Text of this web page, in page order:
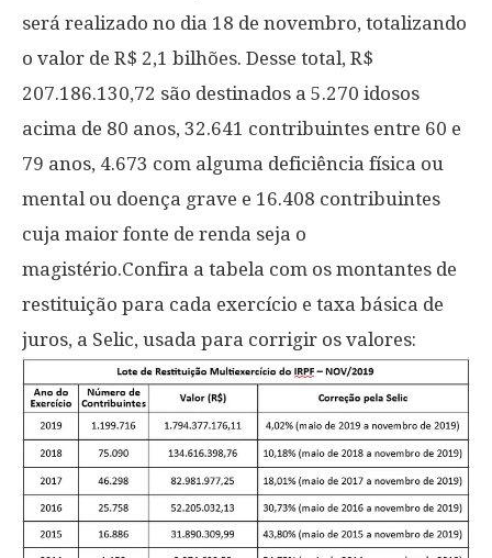
será realizado no dia 18 de novembro, totalizando
o valor de R$ 2,1 bilhões. Desse total, R$
207.186.130,72 são destinados a 5.270 idosos
acima de 80 anos, 32.641 contribuintes entre 60 e
79 anos, 4.673 com alguma deficiência física ou
mental ou doença grave e 16.408 contribuintes
cuja maior fonte de renda seja o
magistério.Confira a tabela com os montantes de
restituição para cada exercício e taxa básica de
juros, a Selic, usada para corrigir os valores: